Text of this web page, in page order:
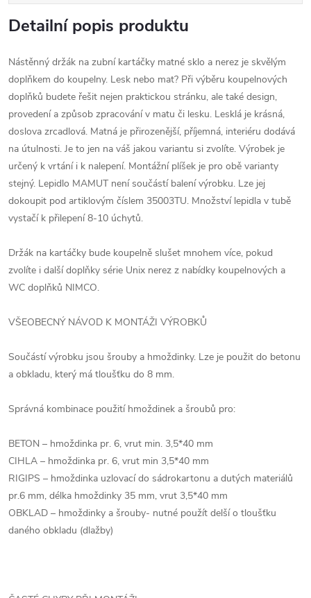
Detailní popis produktu
Nástěnný držák na zubní kartáčky matné sklo a nerez je skvělým
doplňkem do koupelny. Lesk nebo mat? Při výběru koupelnových
doplňků budete řešit nejen praktickou stránku, ale také design,
provedení a způsob zpracování v matu či lesku. Lesklá je krásná,
doslova zrcadlová. Matná je přirozenější, příjemná, interiéru dodává
na útulnosti. Je to jen na váš jakou variantu si zvolíte. Výrobek je
určený k vrtání i k nalepení. Montážní plíšek je pro obě varianty
stejný. Lepidlo MAMUT není součástí balení výrobku. Lze jej
dokoupit pod artiklovým číslem 35003TU. Množství lepidla v tubě
vystačí k přilepení 8-10 úchytů.
Držák na kartáčky bude koupelně slušet mnohem více, pokud
zvolíte i další doplňky série Unix nerez z nabídky koupelnových a
WC doplňků NIMCO.
VŠEOBECNÝ NÁVOD K MONTÁŽI VÝROBKŮ
Součástí výrobku jsou šrouby a hmoždinky. Lze je použit do betonu
a obkladu, který má tloušťku do 8 mm.
Správná kombinace použití hmoždinek a šroubů pro:
BETON – hmoždinka pr. 6, vrut min. 3,5*40 mm
CIHLA – hmoždinka pr. 6, vrut min 3,5*40 mm
RIGIPS – hmoždinka uzlovací do sádrokartonu a dutých materiálů
pr.6 mm, délka hmoždinky 35 mm, vrut 3,5*40 mm
OBKLAD – hmoždinky a šrouby- nutné použít delší o tloušťku
daného obkladu (dlažby)